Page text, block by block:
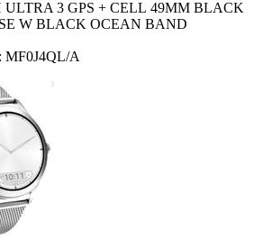
ULTRA 3 GPS + CELL 49MM BLACK
W BLACK OCEAN BAND
: MF0J4QL/A